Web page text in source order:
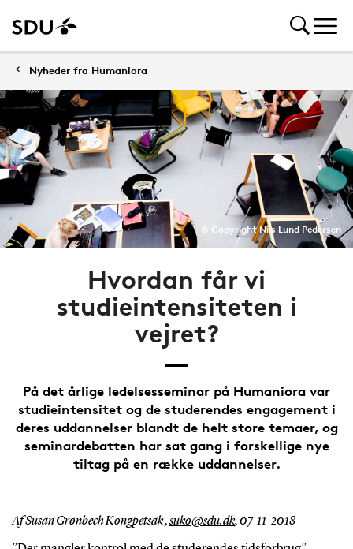
Nyheder fra Humaniora
© Copyright Nils Lund Pedersen
Hvordan får vi
studieintensiteten i
vejret?
På det årlige ledelsesseminar på Humaniora var
studieintensitet og de studerendes engagement i
deres uddannelser blandt de helt store temaer, og
seminardebatten har sat gang i forskellige nye
tiltag på en række uddannelser.
Af Susan Grønbech Kongpetsak ,suko@sdu.dk,07-11-2018